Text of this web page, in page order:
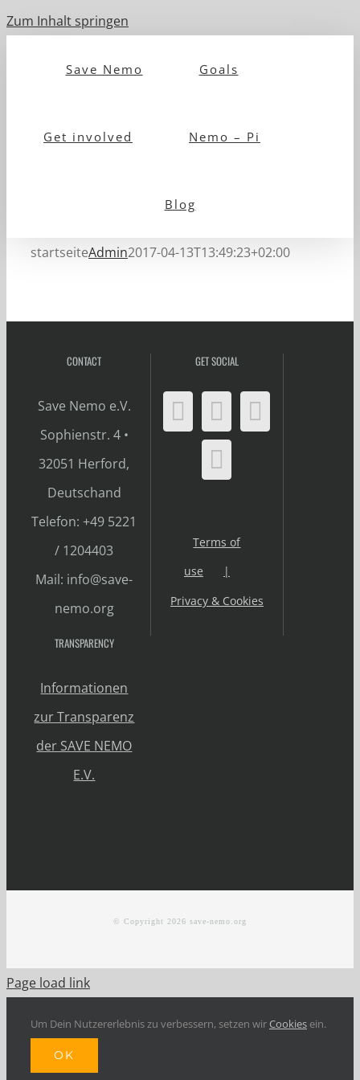
Zum Inhalt springen
Save Nemo Goals
Get involved Nemo – Pi
Blog
startseiteAdmin2017-04-13T13:49:23+02:00
CONTACT
Save Nemo e.V.
Sophienstr. 4 •
32051 Herford,
Deutschand
Telefon: +49 5221
/ 1204403
Mail: info@save-
nemo.org
GET SOCIAL
Terms of
use
Privacy & Cookies
TRANSPARENCY
Informationen
zur Transparenz
der SAVE NEMO
E.V.
© Copyright 2026 save-nemo.org
Page load link
Um Dein Nutzererlebnis zu verbessern, setzen wirCookies ein.
OK